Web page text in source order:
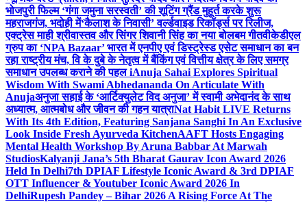
भोजपुरी फिल्म ‘गंगा जमुना सरस्वती’ की शूटिंग ग्रैंड मुहूर्त करके शुरू
महराजगंज, भदोही में‘कैलाश के निवासी’ वर्ल्डवाइड रिकॉर्ड्स पर रिलीज,
एक्ट्रेस माही श्रीवास्तव और सिंगर शिवानी सिंह का नया बोलबम गीतवीकेडीएल
ग्रुप का ‘NPA Bazaar’ भारत में एनपीए एवं डिस्ट्रेस्ड एसेट समाधान का बन
रहा राष्ट्रीय मंच, वि के दुबे के नेतृत्व में बैंकिंग एवं वित्तीय क्षेत्र के लिए समग्र
समाधान उपलब्ध कराने की पहल iAnuja Sahai Explores Spiritual
Wisdom With Swami Abhedananda On Articulate With
Anujaअनुजा सहाई के ‘आर्टिक्युलेट विद अनुजा’ में स्वामी अभेदानंद के साथ
अध्यात्म, आत्मबोध और जीवन की गहन यात्राNat Habit LIVE Returns
With Its 4th Edition, Featuring Sanjana Sanghi In An Exclusive
Look Inside Fresh Ayurveda KitchenAAFT Hosts Engaging
Mental Health Workshop By Aruna Babbar At Marwah
StudiosKalyanji Jana’s 5th Bharat Gaurav Icon Award 2026
Held In Delhi7th DPIAF Lifestyle Iconic Award & 3rd DPIAF
OTT Influencer & Youtuber Iconic Award 2026 In
DelhiRupesh Pandey – Bihar 2026 A Rising Force At The